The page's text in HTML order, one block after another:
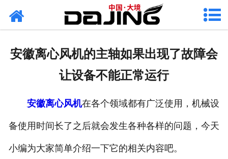
网站首页
风机知识
安徽离心风机的主轴如果出现了故障会
让设备不能正常运行
安徽离心风机在各个领域都有广泛使用，机械设
备使用时间长了之后就会发生各种各样的问题，今天
小编为大家简单介绍一下它的相关内容吧。